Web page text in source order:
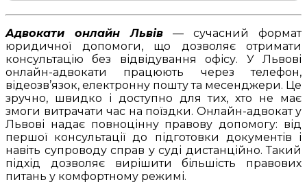
Адвокати онлайн Львів — сучасний формат
юридичної допомоги, що дозволяє отримати
консультацію без відвідування офісу. У Львові
онлайн-адвокати працюють через телефон,
відеозв’язок, електронну пошту та месенджери. Це
зручно, швидко і доступно для тих, хто не має
змоги витрачати час на поїздки. Онлайн-адвокат у
Львові надає повноцінну правову допомогу: від
першої консультації до підготовки документів і
навіть супроводу справ у суді дистанційно. Такий
підхід дозволяє вирішити більшість правових
питань у комфортному режимі.